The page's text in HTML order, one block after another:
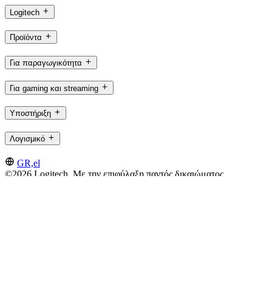
Logitech
Προϊόντα
Για παραγωγικότητα
Για gaming και streaming
Υποστήριξη
Λογισμικό
GR,el
©2026 Logitech. Με την επιφύλαξη παντός δικαιώματος